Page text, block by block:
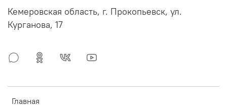
Главная
Кемеровская область, г. Прокопьевск, ул.
Курганова, 17